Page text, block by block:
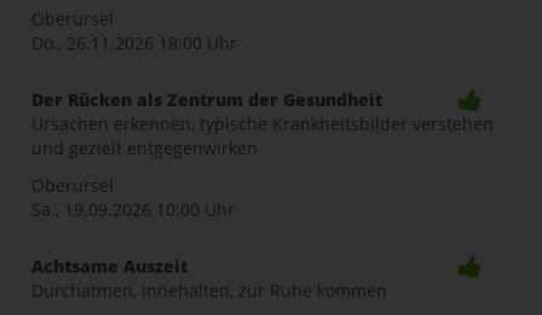
Oberursel
Do., 26.11.2026 18:00 Uhr
Der Rücken als Zentrum der Gesundheit
Ursachen erkennen, typische Krankheitsbilder verstehen
und gezielt entgegenwirken
Oberursel
Sa., 19.09.2026 10:00 Uhr
Achtsame Auszeit
Durchatmen, innehalten, zur Ruhe kommen